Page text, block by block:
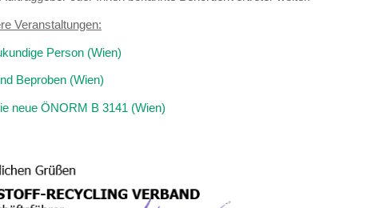
Veranstaltungen:
Person (Wien)
Beproben (Wien)
neue ÖNORM B 3141 (Wien)